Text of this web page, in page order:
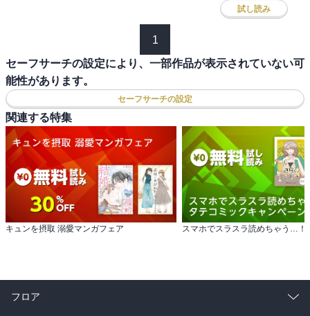
試し読み
1
セーフサーチの設定により、一部作品が表示されていない可
能性があります。
セーフサーチの設定
関連する特集
キュンを摂取 溺愛マンガフェア
フロア